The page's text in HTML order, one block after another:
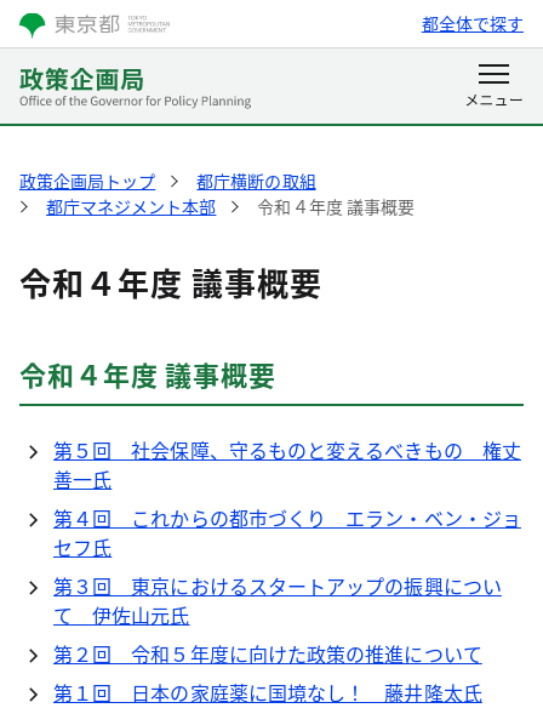
都全体で探す
政策企画局トップ
都庁横断の取組
都庁マネジメント本部
令和４年度 議事概要
令和４年度 議事概要
令和４年度 議事概要
第５回 社会保障、守るものと変えるべきもの 権丈
善一氏
第４回 これからの都市づくり エラン・ベン・ジョ
セフ氏
第３回 東京におけるスタートアップの振興につい
て 伊佐山元氏
第２回 令和５年度に向けた政策の推進について
第１回 日本の家庭薬に国境なし！ 藤井隆太氏